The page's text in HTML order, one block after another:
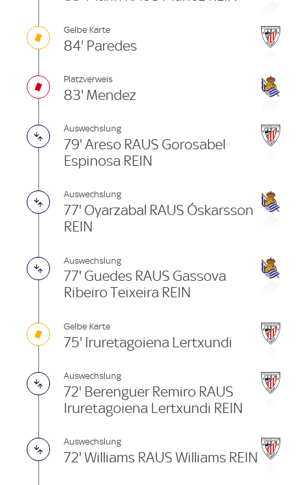
Gelbe Karte
84' Paredes
Platzverweis
83' Mendez
Auswechslung
79' Areso RAUS Gorosabel
Espinosa REIN
Auswechslung
77' Oyarzabal RAUS Óskarsson
REIN
Auswechslung
77' Guedes RAUS Gassova
Ribeiro Teixeira REIN
Gelbe Karte
75' Iruretagoiena Lertxundi
Auswechslung
72' Berenguer Remiro RAUS
Iruretagoiena Lertxundi REIN
Auswechslung
72' Williams RAUS Williams REIN